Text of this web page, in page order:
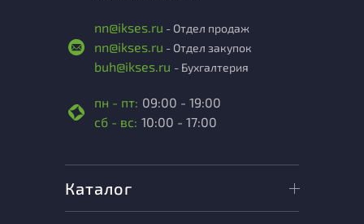
nn@ikses.ru - Отдел продаж
nn@ikses.ru - Отдел закупок
buh@ikses.ru - Бухгалтерия
пн - пт: 09:00 - 19:00
сб - вс: 10:00 - 17:00
Каталог